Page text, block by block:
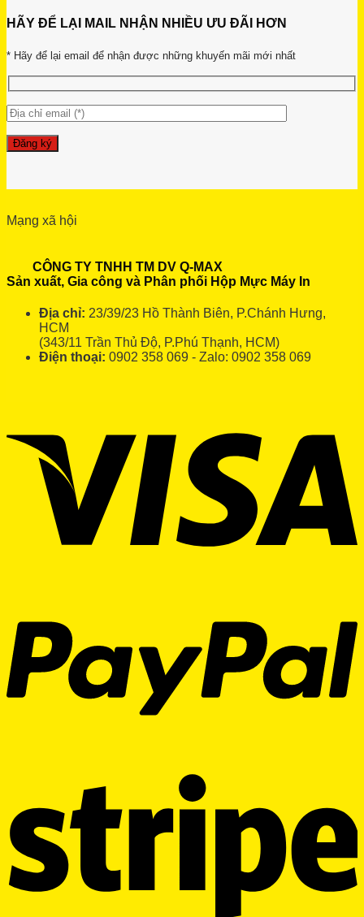
HÃY ĐỂ LẠI MAIL NHẬN NHIỀU ƯU ĐÃI HƠN
* Hãy để lại email để nhận được những khuyến mãi mới nhất
Mạng xã hội
CÔNG TY TNHH TM DV Q-MAX
Sản xuất, Gia công và Phân phối Hộp Mực Máy In
Địa chỉ: 23/39/23 Hồ Thành Biên, P.Chánh Hưng,
HCM
(343/11 Trần Thủ Độ, P.Phú Thạnh, HCM)
Điện thoại: 0902 358 069 - Zalo: 0902 358 069